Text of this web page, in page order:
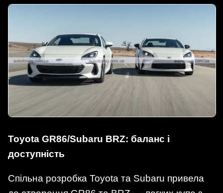
Toyota GR86/Subaru BRZ: баланс і
доступність
Спільна розробка Toyota та Subaru привела